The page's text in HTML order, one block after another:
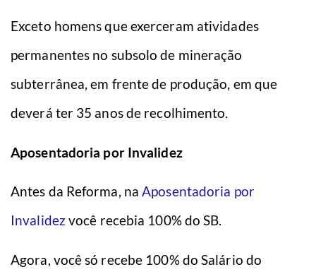
Exceto homens que exerceram atividades
permanentes no subsolo de mineração
subterrânea, em frente de produção, em que
deverá ter 35 anos de recolhimento.
Aposentadoria por Invalidez
Antes da Reforma, naAposentadoria por
Invalidezvocê recebia 100% do SB.
Agora, você só recebe 100% do Salário do